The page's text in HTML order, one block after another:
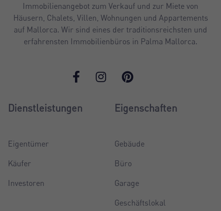
Immobilienangebot zum Verkauf und zur Miete von
Häusern, Chalets, Villen, Wohnungen und Appartements
auf Mallorca. Wir sind eines der traditionsreichsten und
erfahrensten Immobilienbüros in Palma Mallorca.
Dienstleistungen
Eigentümer
Käufer
Investoren
Eigenschaften
Gebäude
Büro
Garage
Geschäftslokal